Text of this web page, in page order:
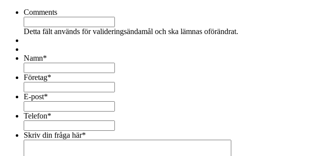
Comments
Detta fält används för valideringsändamål och ska lämnas oförändrat.
Namn*
Företag*
E-post*
Telefon*
Skriv din fråga här*